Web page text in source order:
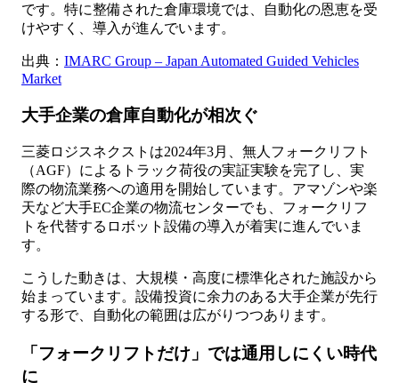
です。特に整備された倉庫環境では、自動化の恩恵を受
けやすく、導入が進んでいます。
出典： IMARC Group – Japan Automated Guided Vehicles
Market
大手企業の倉庫自動化が相次ぐ
三菱ロジスネクストは2024年3月、無人フォークリフト
（AGF）によるトラック荷役の実証実験を完了し、実
際の物流業務への適用を開始しています。アマゾンや楽
天など大手EC企業の物流センターでも、フォークリフ
トを代替するロボット設備の導入が着実に進んでいま
す。
こうした動きは、大規模・高度に標準化された施設から
始まっています。設備投資に余力のある大手企業が先行
する形で、自動化の範囲は広がりつつあります。
「フォークリフトだけ」では通用しにくい時代
に